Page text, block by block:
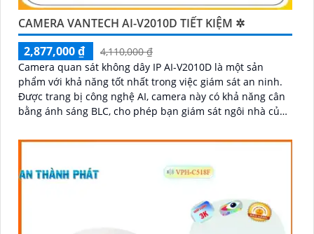
CAMERA VANTECH AI-V2010D TIẾT KIỆM ✲
2,877,000 ₫
4,110,000 ₫
Camera quan sát không dây IP AI-V2010D là một sản
phẩm với khả năng tốt nhất trong việc giám sát an ninh.
Được trang bị công nghệ AI, camera này có khả năng cân
bằng ánh sáng BLC, cho phép bạn giám sát ngôi nhà của